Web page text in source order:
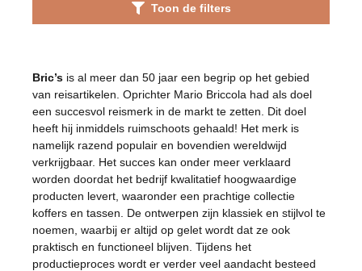
Toon de filters
Bric’s is al meer dan 50 jaar een begrip op het gebied
van reisartikelen. Oprichter Mario Briccola had als doel
een succesvol reismerk in de markt te zetten. Dit doel
heeft hij inmiddels ruimschoots gehaald! Het merk is
namelijk razend populair en bovendien wereldwijd
verkrijgbaar. Het succes kan onder meer verklaard
worden doordat het bedrijf kwalitatief hoogwaardige
producten levert, waaronder een prachtige collectie
koffers en tassen. De ontwerpen zijn klassiek en stijlvol te
noemen, waarbij er altijd op gelet wordt dat ze ook
praktisch en functioneel blijven. Tijdens het
productieproces wordt er verder veel aandacht besteed